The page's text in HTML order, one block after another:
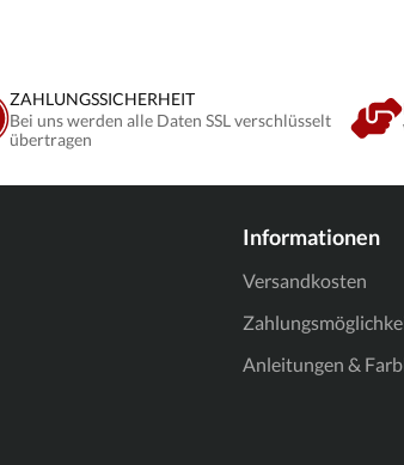
ZAHLUNGSSICHERHEIT
Bei uns werden alle Daten SSL verschlüsselt
übertragen
Informationen
Versandkosten
Anleitungen &